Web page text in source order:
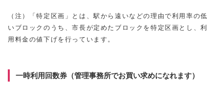
（注）「特定区画」とは、駅から遠いなどの理由で利用率の低
いブロックのうち、市長が定めたブロックを特定区画とし、利
用料金の値下げを行っています。
一時利用回数券（管理事務所でお買い求めになれます）